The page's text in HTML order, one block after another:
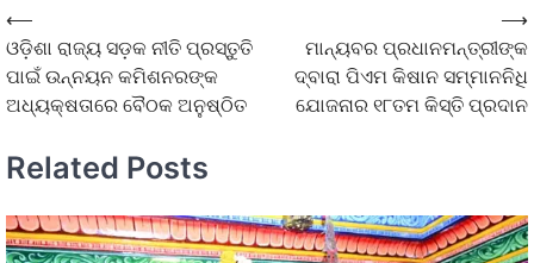
⟵
ଓଡ଼ିଶା ରାଜ୍ୟ ସଡ଼କ ନୀତି ପ୍ରସ୍ତୁତି
ପାଇଁ ଉନ୍ନୟନ କମିଶନରଙ୍କ
ଅଧ୍ୟକ୍ଷତାରେ ବୈଠକ ଅନୁଷ୍ଠିତ
ମାନ୍ୟବର ପ୍ରଧାନମନ୍ତ୍ରୀଙ୍କ
ଦ୍ବାରା ପିଏମ କିଷାନ ସମ୍ମାନନିଧି
ଯୋଜନାର ୧୮ତମ କିସ୍ତି ପ୍ରଦାନ
⟶
Related Posts